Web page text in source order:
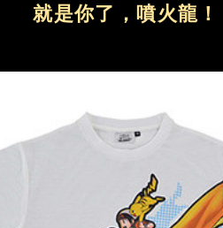
就是你了，噴火龍！